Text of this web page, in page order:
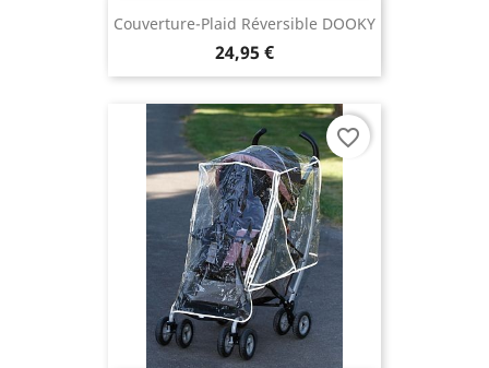
Couverture-Plaid Réversible DOOKY
24,95 €
favorite_border